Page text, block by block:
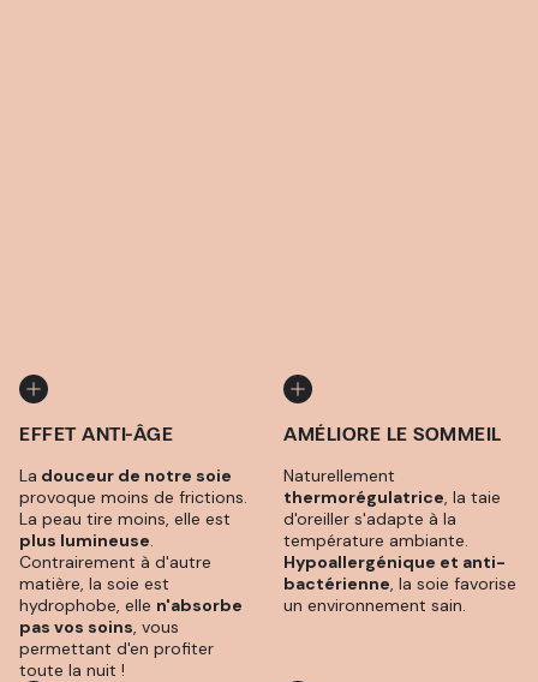
EFFET ANTI-ÂGE
La douceur de notre soie
provoque moins de frictions.
La peau tire moins, elle est
plus lumineuse.
Contrairement à d'autre
matière, la soie est
hydrophobe, elle n'absorbe
pas vos soins, vous
permettant d'en profiter
toute la nuit !
AMÉLIORE LE SOMMEIL
Naturellement
thermorégulatrice, la taie
d'oreiller s'adapte à la
température ambiante.
Hypoallergénique et anti-
bactérienne, la soie favorise
un environnement sain.